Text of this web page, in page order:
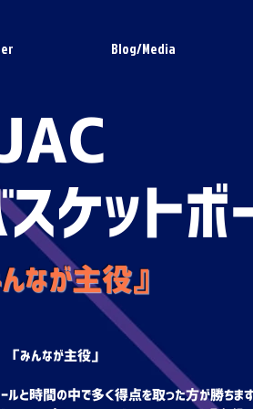
Blog/Media
ケットボ
んなが主役』
「みんなが主役」
ールと時間の中で多く得点を取った方が勝ちます